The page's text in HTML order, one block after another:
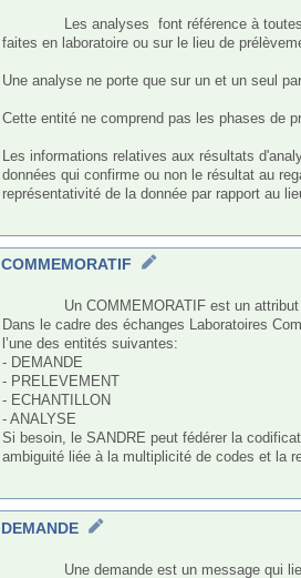
faites en laboratoire ou sur le lieu de
Une analyse ne porte que sur un et un seul
Cette entité ne comprend pas les phases de
Les informations relatives aux résultats
données qui confirme ou non le résultat au
représentativité de la donnée par rapport au
COMMEMORATIF
Dans le cadre des échanges Laboratoires
l’une des entités suivantes:
- DEMANDE
- PRELEVEMENT
- ECHANTILLON
- ANALYSE
Si besoin, le SANDRE peut fédérer la
ambiguité liée à la multiplicité de codes et la
DEMANDE